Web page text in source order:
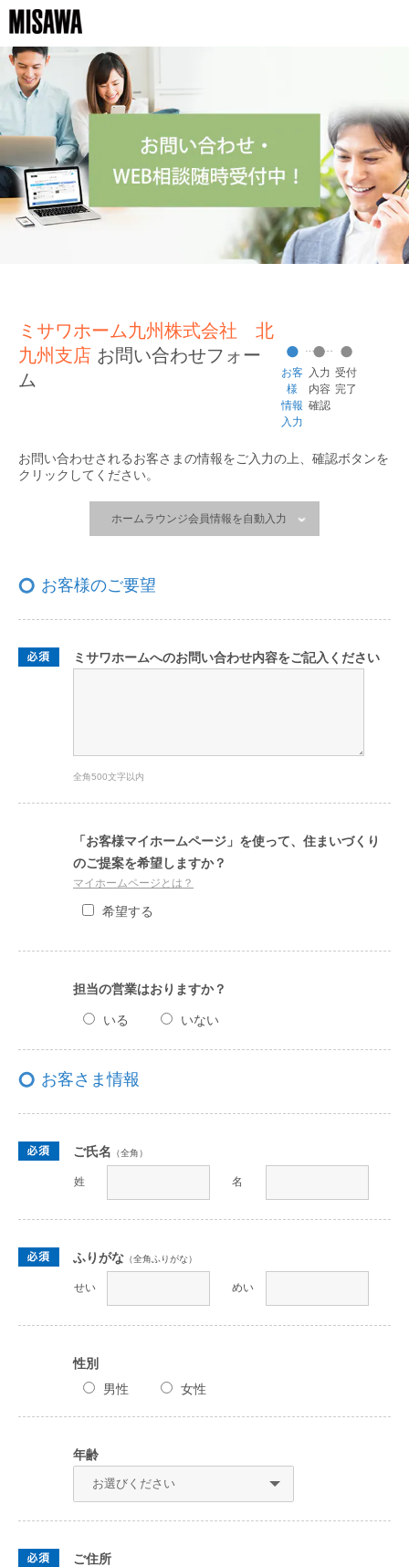
ミサワホーム九州株式会社 北
九州支店 お問い合わせフォー
ム
お客
様
情報
入力
入力
内容
確認
受付
完了
お問い合わせされるお客さまの情報をご入力の上、 確認ボタンを
クリックしてください。
ホームラウンジ会員情報を自動入力
お客様のご要望
ミサワホームへのお問い合わせ内容をご記入ください
全角500文字以内
「お客様マイホームページ」を使って、住まいづくり
のご提案を希望しますか？
マイホームページとは？
希望する
担当の営業はおりますか？
いる いない
お客さま情報
ご氏名 （全角）
姓 名
ふりがな （全角ふりがな）
せい めい
性別
男性
女性
年齢
ご住所